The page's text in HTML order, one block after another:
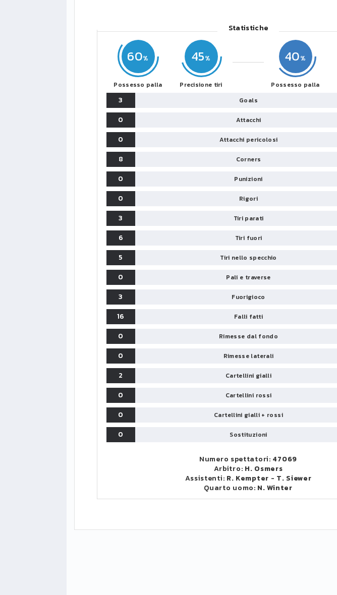
Statistiche
60
Possesso palla
45
Precisione tiri
40
Possesso palla
3 Goals
0
Attacchi
0
Attacchi pericolosi
8
Corners
0
Punizioni
0
Rigori
3
Tiri parati
6
Tiri fuori
5
Tiri nello specchio
0
Pali e traverse
3
Fuorigioco
16
Falli fatti
0
Rimesse dal fondo
0
Rimesse laterali
2
Cartellini gialli
0
Cartellini rossi
0
Cartellini gialli + rossi
0
Sostituzioni
Numero spettatori: 47069
Arbitro: H. Osmers
Assistenti: R. Kempter - T. Siewer
Quarto uomo: N. Winter